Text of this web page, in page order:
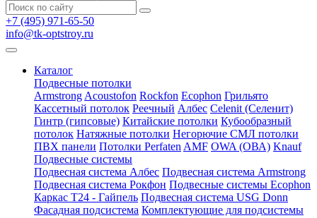
+7 (495) 971-65-50
info@tk-optstroy.ru
Каталог
Подвесные потолки
Armstrong Acoustofon Rockfon Ecophon Грильято
Кассетный потолок Реечный Албес Celenit (Селенит)
Гинтр (гипсовые) Китайские потолки Кубообразный
потолок Натяжные потолки Негорючие СМЛ потолки
ПВХ панели Потолки Perfaten AMF OWA (ОВА) Knauf
Подвесные системы
Подвесная система Албес Подвесная система Armstrong
Подвесная система Рокфон Подвесные системы Ecophon
Каркас Т24 - Гайпель Подвесная система USG Donn
Фасадная подсистема Комплектующие для подсистемы